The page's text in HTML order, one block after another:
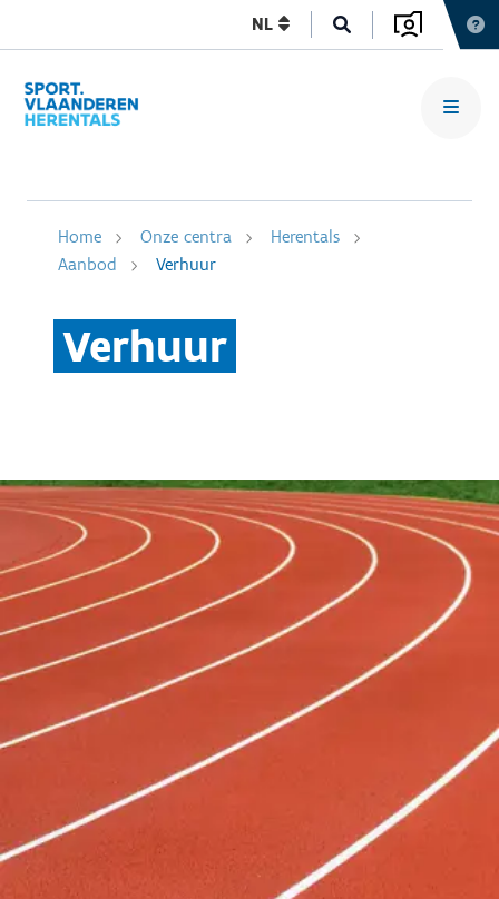
NL
Home Onze centra
Herentals
Aanbod
Verhuur
Verhuur